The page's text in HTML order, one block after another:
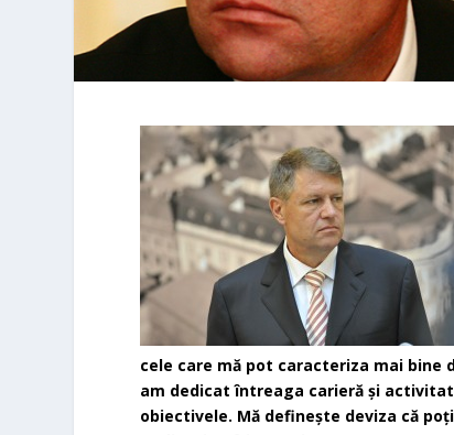
cele care mă pot caracteriza mai bine
am dedicat întreaga carieră și
obiectivele. Mă definește deviza că